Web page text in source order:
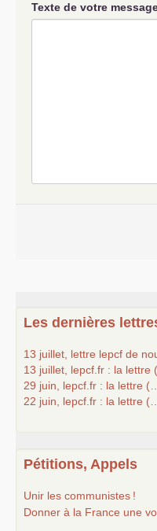
Texte de votre
Les dernières
13 juillet, lettre lepcf de
13 juillet, lepcf.fr : la lettre
29 juin, lepcf.fr : la lettre
22 juin, lepcf.fr : la lettre
Pétitions, Appels
Unir les communistes !
Donner à la France une